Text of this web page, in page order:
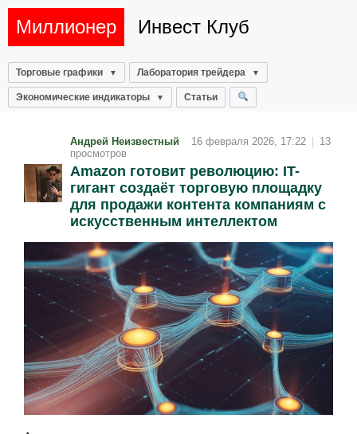
Миллионер Инвест Клуб
Торговые графики Лаборатория трейдера
Экономические индикаторы Статьи
Андрей Неизвестный 16 февраля 2026, 17:22
13
просмотров
Amazon готовит революцию: IT-
гигант создаёт торговую площадку
для продажи контента компаниям с
искусственным интеллектом